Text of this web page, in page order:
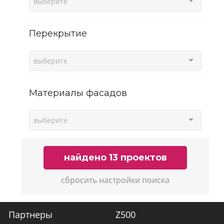
Перекрытие
выберите
Материалы фасадов
выберите
найдено 13 проектов
сбросить настройки поиска
Партнеры Z500